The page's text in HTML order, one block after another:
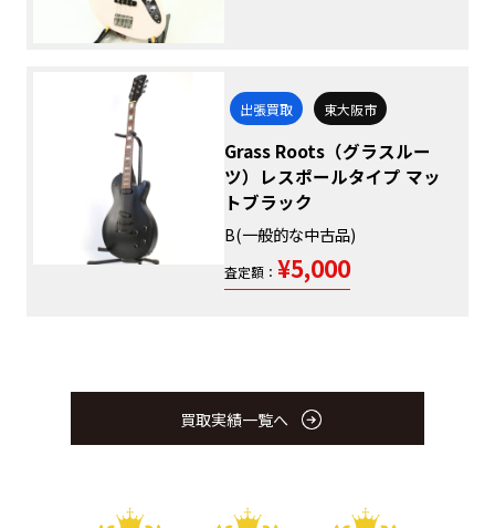
出張買取 東大阪市
Grass Roots（グラスルー
ツ）レスポールタイプ マッ
トブラック
B(一般的な中古品)
査定額： ¥5,000
買取実績一覧へ